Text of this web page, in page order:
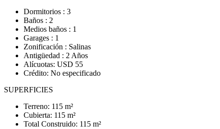
Dormitorios : 3
Baños : 2
Medios baños : 1
Garages : 1
Zonificación : Salinas
Antigüedad : 2 Años
Alícuotas: USD 55
Crédito: No especificado
SUPERFICIES
Terreno: 115 m²
Cubierta: 115 m²
Total Construido: 115 m²